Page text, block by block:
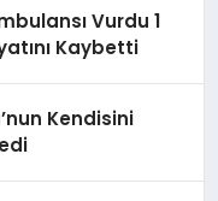
Vurdu 1
Kaybetti
Kendisini